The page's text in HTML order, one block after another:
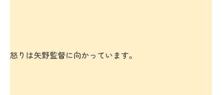
怒りは矢野監督に向かっています。